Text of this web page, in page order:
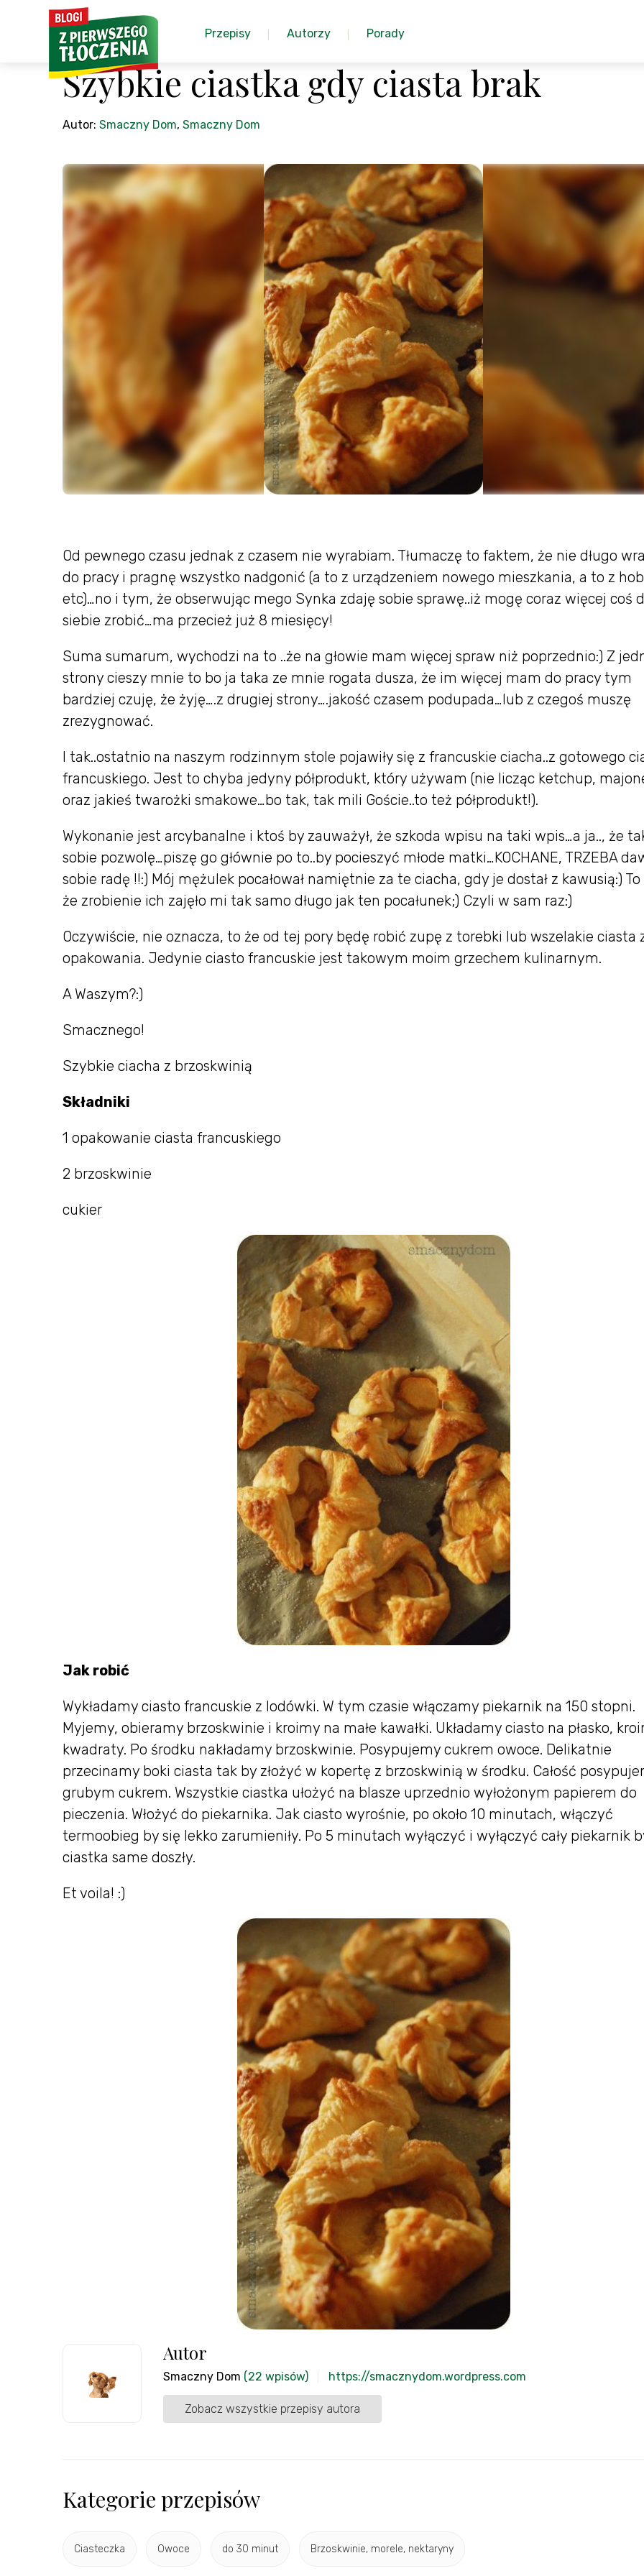
Przepisy Autorzy Porady
Szybkie ciastka gdy ciasta brak
Autor: Smaczny Dom, Smaczny Dom
Od pewnego czasu jednak z czasem nie wyrabiam. Tłumaczę to faktem, że nie długo
do pracy i pragnę wszystko nadgonić (a to z urządzeniem nowego mieszkania, a to z
etc)…no i tym, że obserwując mego Synka zdaję sobie sprawę..iż mogę coraz więcej coś
siebie zrobić…ma przecież już 8 miesięcy!
Suma sumarum, wychodzi na to ..że na głowie mam więcej spraw niż poprzednio:) Z
strony cieszy mnie to bo ja taka ze mnie rogata dusza, że im więcej mam do pracy tym
bardziej czuję, że żyję….z drugiej strony….jakość czasem podupada…lub z czegoś muszę
zrezygnować.
I tak..ostatnio na naszym rodzinnym stole pojawiły się z francuskie ciacha..z gotowego
francuskiego. Jest to chyba jedyny półprodukt, który używam (nie licząc ketchup,
oraz jakieś twarożki smakowe…bo tak, tak mili Goście..to też półprodukt!).
Wykonanie jest arcybanalne i ktoś by zauważył, że szkoda wpisu na taki wpis…a ja.., że
sobie pozwolę…piszę go głównie po to..by pocieszyć młode matki…KOCHANE, TRZEBA
sobie radę !!:) Mój mężulek pocałował namiętnie za te ciacha, gdy je dostał z kawusią:) To
że zrobienie ich zajęło mi tak samo długo jak ten pocałunek;) Czyli w sam raz:)
Oczywiście, nie oznacza, to że od tej pory będę robić zupę z torebki lub wszelakie ciasta
opakowania. Jedynie ciasto francuskie jest takowym moim grzechem kulinarnym.
A Waszym?:)
Smacznego!
Szybkie ciacha z brzoskwinią
Składniki
1 opakowanie ciasta francuskiego
2 brzoskwinie
cukier
Jak robić
Wykładamy ciasto francuskie z lodówki. W tym czasie włączamy piekarnik na 150 stopni.
Myjemy, obieramy brzoskwinie i kroimy na małe kawałki. Układamy ciasto na płasko,
kwadraty. Po środku nakładamy brzoskwinie. Posypujemy cukrem owoce. Delikatnie
przecinamy boki ciasta tak by złożyć w kopertę z brzoskwinią w środku. Całość
grubym cukrem. Wszystkie ciastka ułożyć na blasze uprzednio wyłożonym papierem do
pieczenia. Włożyć do piekarnika. Jak ciasto wyrośnie, po około 10 minutach, włączyć
termoobieg by się lekko zarumieniły. Po 5 minutach wyłączyć i wyłączyć cały piekarnik
ciastka same doszły.
Et voila! :)
Autor
Smaczny Dom (22 wpisów) https://smacznydom.wordpress.com
Zobacz wszystkie przepisy autora
Kategorie przepisów
Ciasteczka Owoce do 30 minut Brzoskwinie, morele, nektaryny